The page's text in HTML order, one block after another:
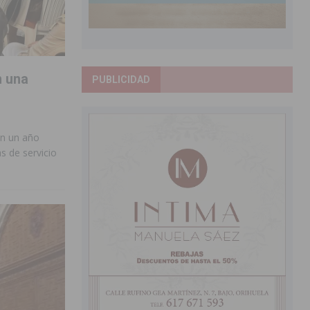
una
un año
de servicio
PUBLICIDAD